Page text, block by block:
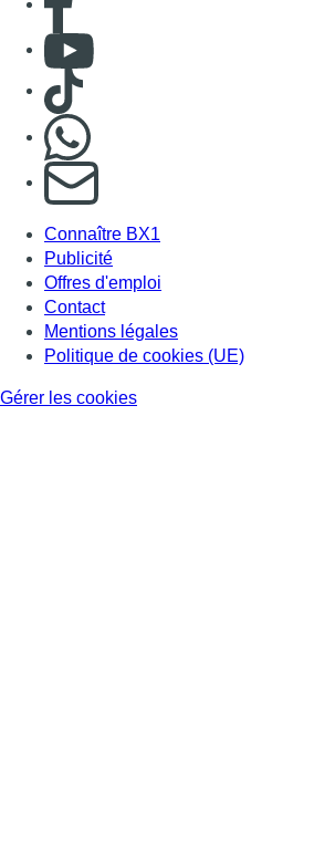
Consulter Youtube
Consulter TikTok
S'abonner à notre newsletter
Connaître BX1
Publicité
Offres d'emploi
Contact
Mentions légales
Politique de cookies (UE)
Gérer les cookies